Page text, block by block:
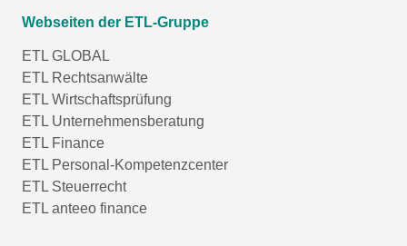
Webseiten der ETL-Gruppe
ETL GLOBAL
ETL Rechtsanwälte
ETL Wirtschaftsprüfung
ETL Unternehmensberatung
ETL Finance
ETL Personal-Kompetenzcenter
ETL Steuerrecht
ETL anteeo finance